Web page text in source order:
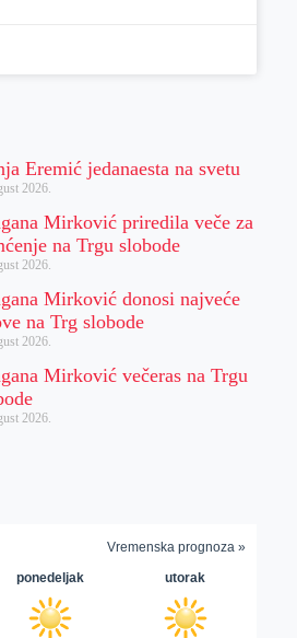
Eremić jedanaesta na svetu
2026.
Mirković priredila veče za
na Trgu slobode
2026.
Mirković donosi najveće
na Trg slobode
2026.
Mirković večeras na Trgu
2026.